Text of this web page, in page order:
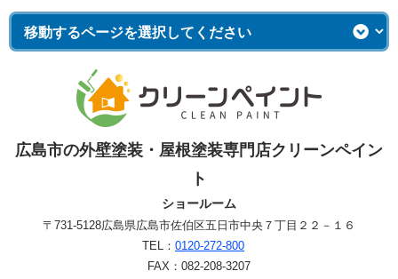
広島市の外壁塗装・屋根塗装専門店クリーンペイン
ト
ショールーム
〒731-5128広島県広島市佐伯区五日市中央７丁目２２－１６
TEL： 0120-272-800
FAX：082-208-3207